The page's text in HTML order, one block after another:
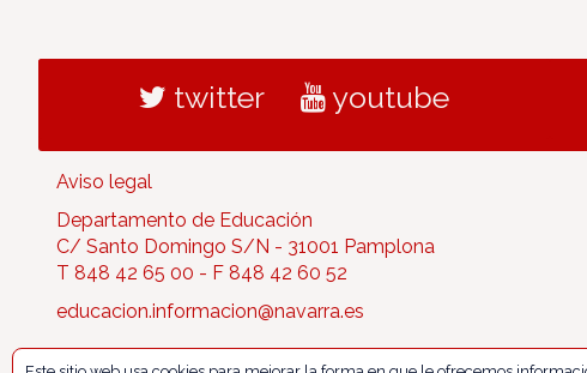
twitter youtube
Aviso legal
Departamento de Educación
C/ Santo Domingo S/N - 31001 Pamplona
T 848 42 65 00 - F 848 42 60 52
educacion.informacion@navarra.es